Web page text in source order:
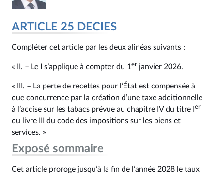
ARTICLE 25 DECIES
Compléter cet article par les deux alinéas suivants :
« II. – Le I s’applique à compter du 1 er janvier 2026.
« III. – La perte de recettes pour l’État est compensée à
due concurrence par la création d’une taxe additionnelle
à l’accise sur les tabacs prévue au chapitre IV du titre I er
du livre III du code des impositions sur les biens et
services. »
Exposé sommaire
Cet article proroge jusqu’à la fin de l’année 2028 le taux